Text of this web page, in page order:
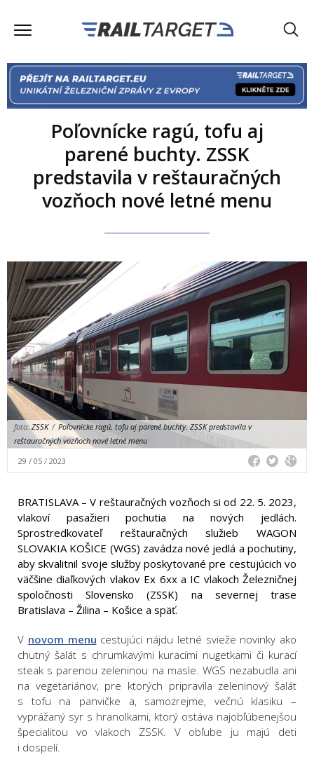
Poľovnícke ragú, tofu aj
parené buchty. ZSSK
predstavila v reštauračných
vozňoch nové letné menu
foto:ZSSK / Poľovnícke ragú, tofu aj parené buchty. ZSSK predstavila v
reštauračných vozňoch nové letné menu
29 / 05 / 2023
BRATISLAVA – V reštauračných vozňoch si od 22. 5. 2023,
vlakoví pasažieri pochutia na nových jedlách.
Sprostredkovateľ reštauračných služieb WAGON
SLOVAKIA KOŠICE (WGS) zavádza nové jedlá a pochutiny,
aby skvalitnil svoje služby poskytované pre cestujúcich vo
väčšine diaľkových vlakov Ex 6xx a IC vlakoch Železničnej
spoločnosti Slovensko (ZSSK) na severnej trase
Bratislava – Žilina – Košice a späť.
V novom menu cestujúci nájdu letné svieže novinky ako
chutný šalát s chrumkavými kuracími nugetkami či kurací
steak s parenou zeleninou na masle. WGS nezabudla ani
na vegetariánov, pre ktorých pripravila zeleninový šalát
s tofu na panvičke a, samozrejme, večnú klasiku –
vyprážaný syr s hranolkami, ktorý ostáva najobľúbenejšou
špecialitou vo vlakoch ZSSK. V obľube ju majú deti
i dospelí.